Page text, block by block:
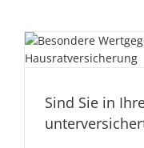
Sind Sie in